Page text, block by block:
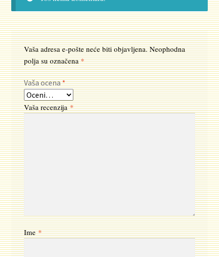
Vaša adresa e-pošte neće biti objavljena. Neophodna
polja su označena*
Vaša ocena*
Vaša recenzija*
Ime*